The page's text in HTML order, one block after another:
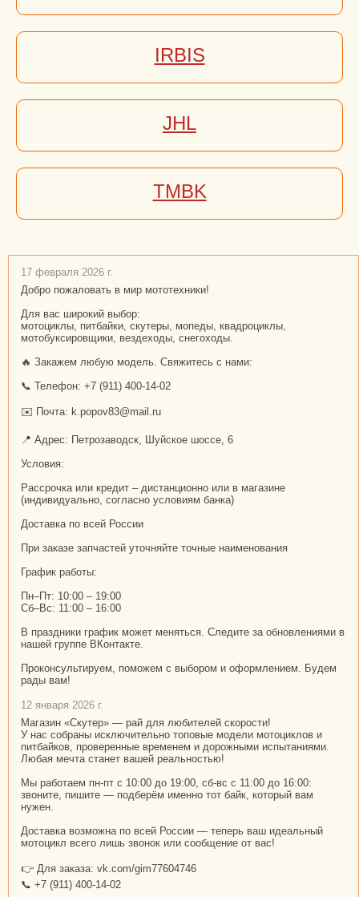
IRBIS
JHL
TMBK
17 февраля 2026 г.
Добро пожаловать в мир мототехники!
Для вас широкий выбор:
мотоциклы, питбайки, скутеры, мопеды, квадроциклы,
мотобуксировщики, вездеходы, снегоходы.
🔥 Закажем любую модель. Свяжитесь с нами:
📞 Телефон: +7 (911) 400-14-02
✉️ Почта: k.popov83@mail.ru
📍 Адрес: Петрозаводск, Шуйское шоссе, 6
Условия:
Рассрочка или кредит – дистанционно или в магазине
(индивидуально, согласно условиям банка)
Доставка по всей России
При заказе запчастей уточняйте точные наименования
График работы:
Пн–Пт: 10:00 – 19:00
Сб–Вс: 11:00 – 16:00
В праздники график может меняться. Следите за обновлениями в
нашей группе ВКонтакте.
Проконсультируем, поможем с выбором и оформлением. Будем
рады вам!
12 января 2026 г.
Магазин «Скутер» — рай для любителей скорости!
У нас собраны исключительно топовые модели мотоциклов и
питбайков, проверенные временем и дорожными испытаниями.
Любая мечта станет вашей реальностью!
Мы работаем пн-пт с 10:00 до 19:00, сб-вс с 11:00 до 16:00:
звоните, пишите — подберём именно тот байк, который вам
нужен.
Доставка возможна по всей России — теперь ваш идеальный
мотоцикл всего лишь звонок или сообщение от вас!
👉 Для заказа: vk.com/gim77604746
📞 +7 (911) 400-14-02